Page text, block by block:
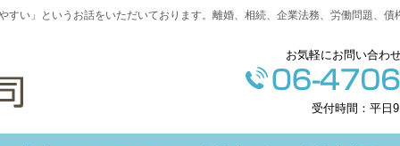
い」というお話をいただいております。離婚、相続、企業法務、労働問題、
お気軽にお問い合わ
受付時間：平日